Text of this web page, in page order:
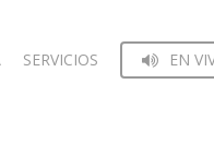
SERVICIOS EN